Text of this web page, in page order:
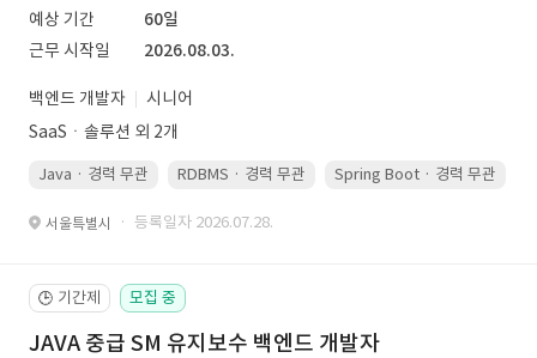
예상 기간
60일
근무 시작일
2026.08.03.
백엔드 개발자
시니어
SaaSㆍ솔루션 외 2개
Java · 경력 무관 RDBMS · 경력 무관 Spring Boot · 경력 무관
서울특별시 · 등록일자 2026.07.28.
🕒 기간제 모집 중
JAVA 중급 SM 유지보수 백엔드 개발자